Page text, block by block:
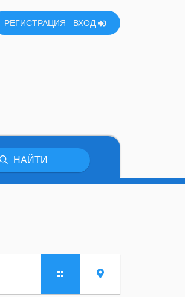
РЕГИСТРАЦИЯ ВХОД
НАЙТИ